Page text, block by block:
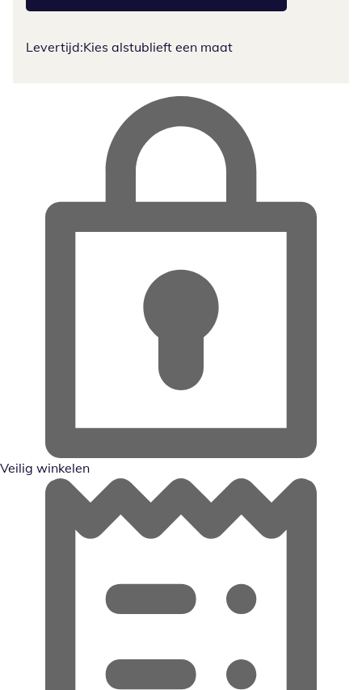
Levertijd:Kies alstublieft een maat
Veilig winkelen